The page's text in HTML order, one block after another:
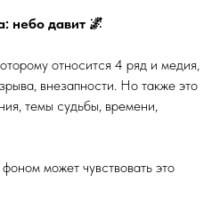
небо давит 🌌
относится 4 ряд и медия,
внезапности. Но также это
темы судьбы, времени,
может чувствовать это